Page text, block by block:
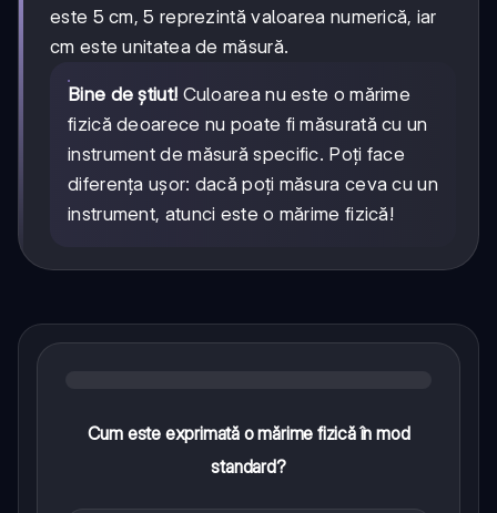
este 5 cm, 5 reprezintă valoarea numerică, iar
cm este unitatea de măsură.
Bine de știut! Culoarea nu este o mărime
fizică deoarece nu poate fi măsurată cu un
instrument de măsură specific. Poți face
diferența ușor: dacă poți măsura ceva cu un
instrument, atunci este o mărime fizică!
Cum este exprimată o mărime fizică în mod
standard?